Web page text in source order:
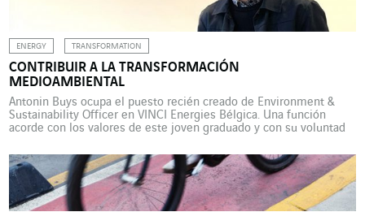
ENERGY TRANSFORMATION
CONTRIBUIR A LA TRANSFORMACIÓN
MEDIOAMBIENTAL
Antonin Buys ocupa el puesto recién creado de Environment &
Sustainability Officer en VINCI Energies Bélgica. Una función
acorde con los valores de este joven graduado y con su voluntad
Antonin Buys tuvo claro que su carrera profesional contribuiría a
preservar el medio ambiente estando alrededor […]